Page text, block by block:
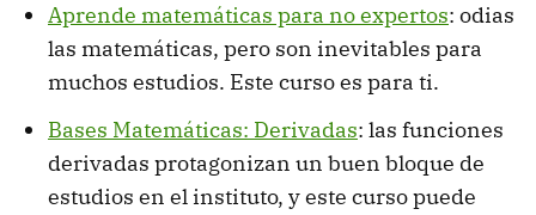
Aprende matemáticas para no expertos: odias
las matemáticas, pero son inevitables para
muchos estudios. Este curso es para ti.
Bases Matemáticas: Derivadas: las funciones
derivadas protagonizan un buen bloque de
estudios en el instituto, y este curso puede